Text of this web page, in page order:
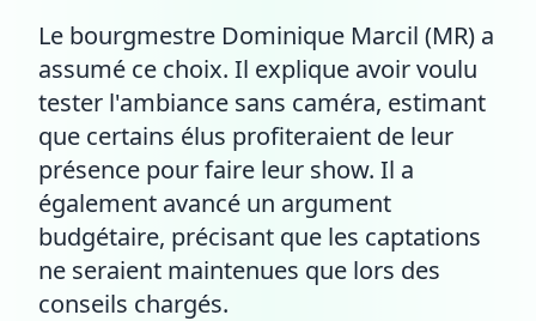
Le bourgmestre Dominique Marcil (MR) a
assumé ce choix. Il explique avoir voulu
tester l'ambiance sans caméra, estimant
que certains élus profiteraient de leur
présence pour faire leur show. Il a
également avancé un argument
budgétaire, précisant que les captations
ne seraient maintenues que lors des
conseils chargés.